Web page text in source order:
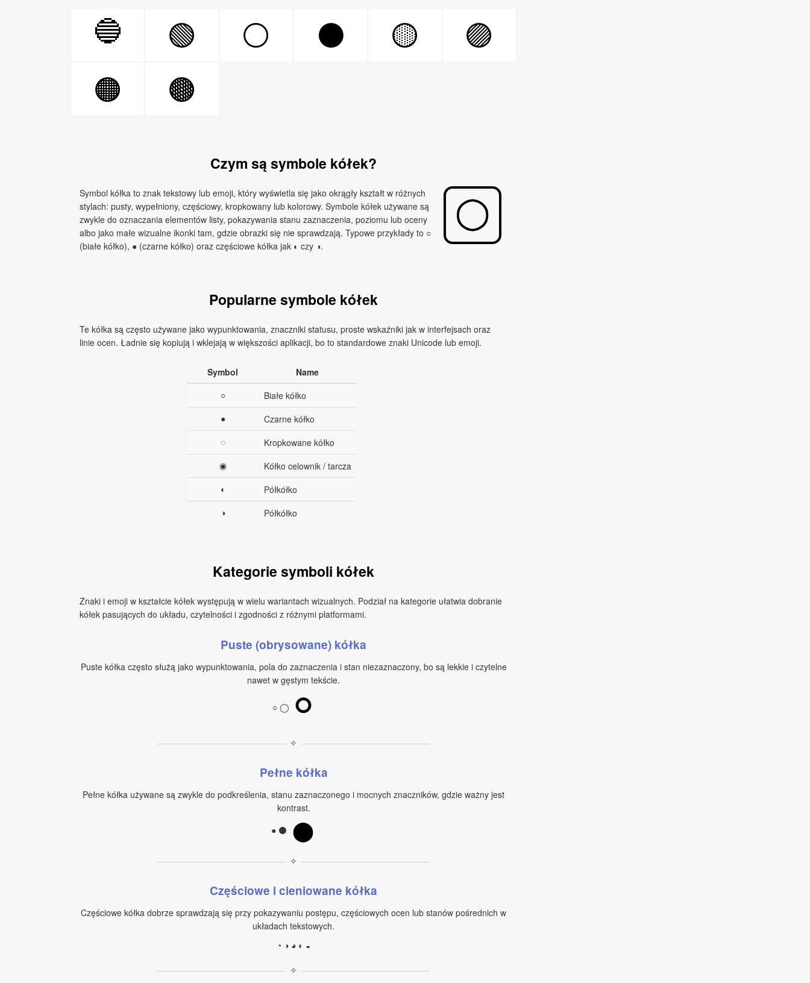
🔵 🟢 ⚪ ⚫ 🟡
🟣
🟠
🟤
Czym są symbole kółek?
Symbol kółka to znak tekstowy lub emoji, który wyświetla się jako okrągły kształt w różnych
stylach: pusty, wypełniony, częściowy, kropkowany lub kolorowy. Symbole kółek używane są
zwykle do oznaczania elementów listy, pokazywania stanu zaznaczenia, poziomu lub oceny
albo jako małe wizualne ikonki tam, gdzie obrazki się nie sprawdzają. Typowe przykłady to ○
(białe kółko), ● (czarne kółko) oraz częściowe kółka jak ◐ czy ◑.
Popularne symbole kółek
Te kółka są często używane jako wypunktowania, znaczniki statusu, proste wskaźniki jak w interfejsach oraz
linie ocen. Ładnie się kopiują i wklejają w większości aplikacji, bo to standardowe znaki Unicode lub emoji.
Symbol
Name
○
Białe kółko
●
Czarne kółko
◌
Kropkowane kółko
◉
Kółko celownik / tarcza
◐
Półkółko
◑
Półkółko
Kategorie symboli kółek
Znaki i emoji w kształcie kółek występują w wielu wariantach wizualnych. Podział na kategorie ułatwia dobranie
kółek pasujących do układu, czytelności i zgodności z różnymi platformami.
Puste (obrysowane) kółka
Puste kółka często służą jako wypunktowania, pola do zaznaczenia i stan niezaznaczony, bo są lekkie i czytelne
nawet w gęstym tekście.
○ ◯ ⭘
✧
Pełne kółka
Pełne kółka używane są zwykle do podkreślenia, stanu zaznaczonego i mocnych znaczników, gdzie ważny jest
kontrast.
● ⚫ ⬤
✧
Częściowe i cieniowane kółka
Częściowe kółka dobrze sprawdzają się przy pokazywaniu postępu, częściowych ocen lub stanów pośrednich w
układach tekstowych.
◔ ◑ ◕ ◐ ◒
✧